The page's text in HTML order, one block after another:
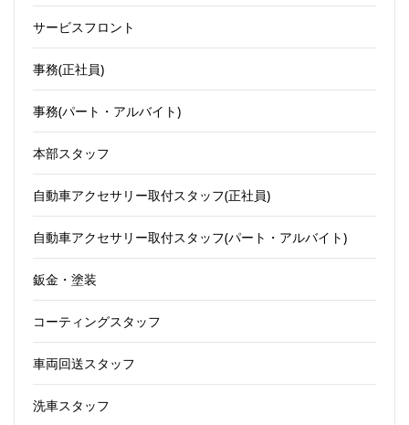
サービスフロント
事務(正社員)
事務(パート・アルバイト)
本部スタッフ
自動車アクセサリー取付スタッフ(正社員)
自動車アクセサリー取付スタッフ(パート・アルバイト)
鈑金・塗装
コーティングスタッフ
車両回送スタッフ
洗車スタッフ